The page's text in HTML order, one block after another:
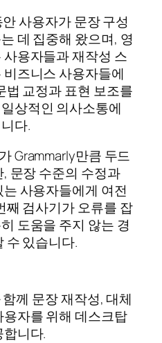
사용자가 문장 구성
데 집중해 왔으며, 영
용자들과 재작성 스
즈니스 사용자들에
법 교정과 표현 보조를
상적인 의사소통에
다.
Grammarly만큼 두드
문장 수준의 수정과
사용자들에게 여전
째 검사기가 오류를 잡
도움을 주지 않는 경
수 있습니다.
께 문장 재작성, 대체
자를 위해 데스크탑
니다.